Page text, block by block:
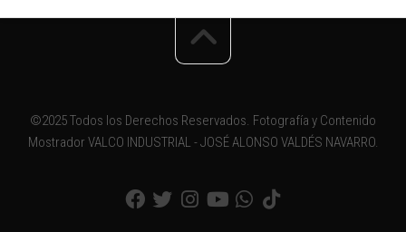
©2025 Todos los Derechos Reservados. Fotografía y Contenido
Mostrador VALCO INDUSTRIAL - JOSÉ ALONSO VALDÉS NAVARRO.